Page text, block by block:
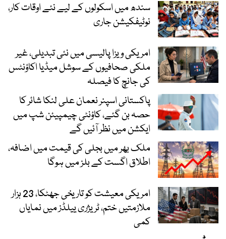
سندھ میں اسکولوں کے لیے نئے اوقات کار،
نوٹیفکیشن جاری
امریکی ویزا پالیسی میں نئی تبدیلی، غیر
ملکی صحافیوں کے سوشل میڈیا اکاؤنٹس
کی جانچ کا فیصلہ
پاکستانی اسپنر نعمان علی لنکا شائر کا
حصہ بن گئے، کاؤنٹی چیمپیئن شپ میں
ایکشن میں نظر آئیں گے
ملک بھر میں بجلی کی قیمت میں اضافہ،
اطلاق اگست کے بلز میں ہوگا
امریکی معیشت کو تاریخی جھٹکا، 23 ہزار
ملازمتیں ختم، ٹریژری ییلڈز میں نمایاں
کمی